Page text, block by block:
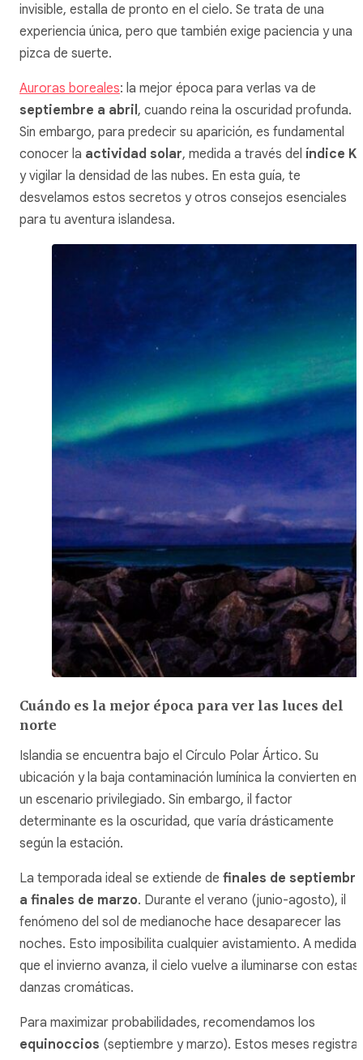
invisible, estalla de pronto en el cielo. Se trata de una
experiencia única, pero que también exige paciencia y una
pizca de suerte.
Auroras boreales: la mejor época para verlas va de
septiembre a abril , cuando reina la oscuridad profunda.
Sin embargo, para predecir su aparición, es fundamental
conocer la actividad solar, medida a través del índice
y vigilar la densidad de las nubes. En esta guía, te
desvelamos estos secretos y otros consejos esenciales
para tu aventura islandesa.
Cuándo es la mejor época para ver las luces del
norte
Islandia se encuentra bajo el Círculo Polar Ártico. Su
ubicación y la baja contaminación lumínica la convierten en
un escenario privilegiado. Sin embargo, il factor
determinante es la oscuridad, que varía drásticamente
según la estación.
La temporada ideal se extiende de finales de septiembre
a finales de marzo. Durante el verano (junio-agosto), il
fenómeno del sol de medianoche hace desaparecer las
noches. Esto imposibilita cualquier avistamiento. A medida
que el invierno avanza, il cielo vuelve a iluminarse con estas
danzas cromáticas.
Para maximizar probabilidades, recomendamos los
equinoccios (septiembre y marzo). Estos meses